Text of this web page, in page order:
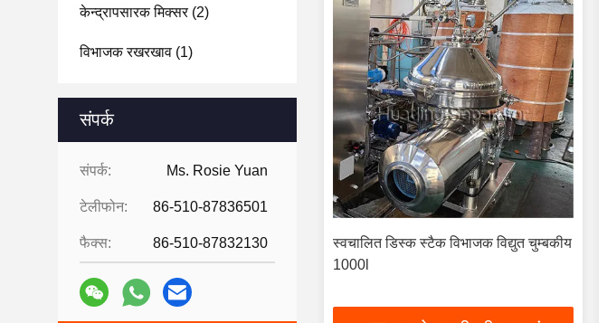
केन्द्रापसारक मिक्सर(2)
विभाजक रखरखाव (1)
संपर्क
संपर्क: Ms. Rosie Yuan
टेलीफोन: 86-510-87836501
फैक्स: 86-510-87832130
स्वचालित डिस्क स्टैक विभाजक विद्युत चुम्बकीय
1000l